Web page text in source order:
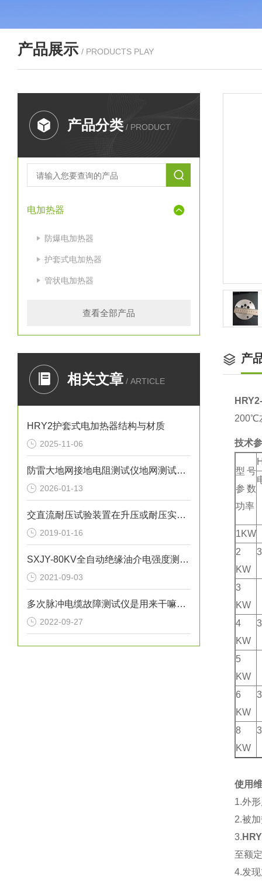
产品展示 / PRODUCTS PLAY
产品分类 / PRODUCT
电加热器
防爆电加热器
护套式电加热器
管状电加热器
查看全部产品
相关文章 / ARTICLE
HRY2护套式电加热器结构与材质
2025-11-06
防雷大地网接地电阻测试仪地网测试接线介绍
2026-01-13
交直流耐压试验装置在升压或耐压实验进程中发生不正常状况的处理情况
2019-01-16
SXJY-80KV全自动绝缘油介电强度测试仪基本原理
2021-09-03
多次脉冲电缆故障测试仪是用来干嘛的？
2022-09-27
产
200℃
技术
型号
参数
功率
1KW
2
KW
3
KW
4
KW
5
KW
6
KW
8
KW
使用
1.外
2.被
3.
至额
4.发